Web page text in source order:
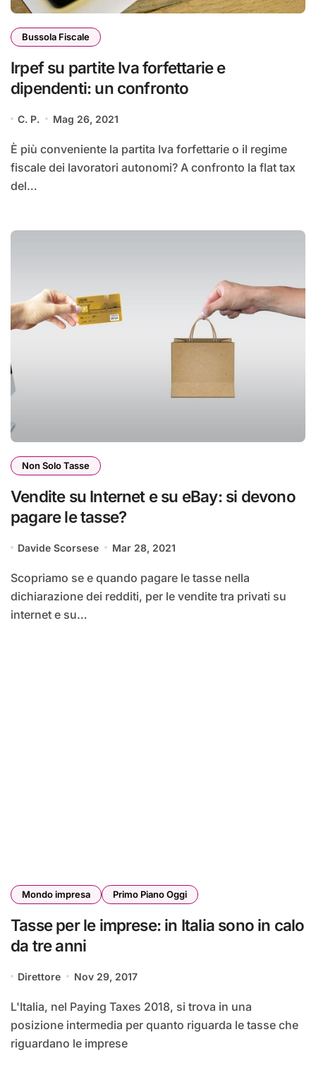
Bussola Fiscale
Irpef su partite Iva forfettarie e
dipendenti: un confronto
C. P. Mag 26, 2021
È più conveniente la partita Iva forfettarie o il regime
fiscale dei lavoratori autonomi? A confronto la flat tax
del…
Non Solo Tasse
Vendite su Internet e su eBay: si devono
pagare le tasse?
Davide Scorsese Mar 28, 2021
Scopriamo se e quando pagare le tasse nella
dichiarazione dei redditi, per le vendite tra privati su
internet e su…
Mondo impresa Primo Piano Oggi
Tasse per le imprese: in Italia sono in calo
da tre anni
Direttore Nov 29, 2017
L'Italia, nel Paying Taxes 2018, si trova in una
posizione intermedia per quanto riguarda le tasse che
riguardano le imprese